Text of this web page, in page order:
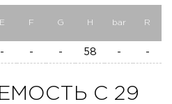
E F G H bar R
- - - 58 - -
C 29